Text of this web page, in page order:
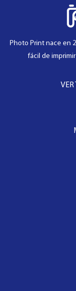
Photo Print nace en
fácil de